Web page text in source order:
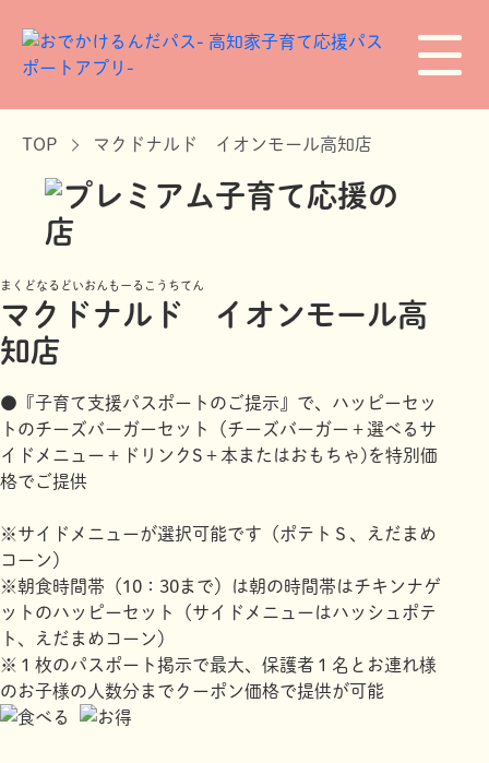
TOP マクドナルド イオンモール高知店
まくどなるどいおんもーるこうちてん
マクドナルド イオンモール高
知店
●『子育て支援パスポートのご提示』で、ハッピーセッ
トのチーズバーガーセット（チーズバーガー＋選べるサ
イドメニュー＋ドリンクS＋本またはおもちゃ)を特別価
格でご提供
※サイドメニューが選択可能です（ポテトＳ、えだまめ
コーン）
※朝食時間帯（10：30まで）は朝の時間帯はチキンナゲ
ットのハッピーセット（サイドメニューはハッシュポテ
ト、えだまめコーン）
※１枚のパスポート掲示で最大、保護者１名とお連れ様
のお子様の人数分までクーポン価格で提供が可能